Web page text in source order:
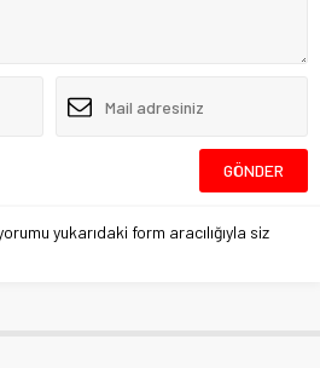
yukarıdaki form aracılığıyla siz